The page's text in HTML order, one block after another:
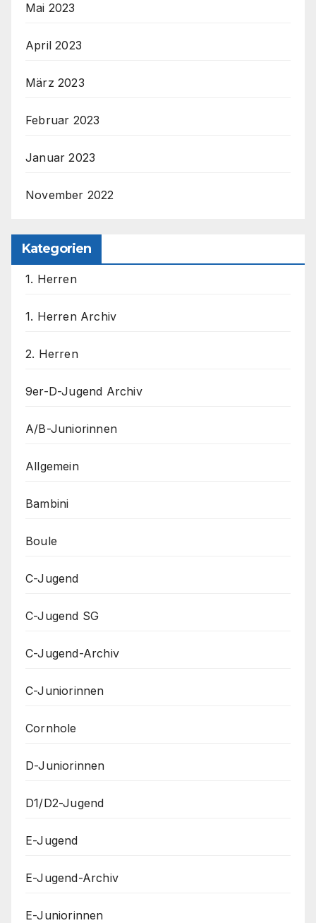
Mai 2023
April 2023
März 2023
Februar 2023
Januar 2023
November 2022
Kategorien
1. Herren
1. Herren Archiv
2. Herren
9er-D-Jugend Archiv
A/B-Juniorinnen
Allgemein
Bambini
Boule
C-Jugend
C-Jugend SG
C-Jugend-Archiv
C-Juniorinnen
Cornhole
D-Juniorinnen
D1/D2-Jugend
E-Jugend
E-Jugend-Archiv
E-Juniorinnen